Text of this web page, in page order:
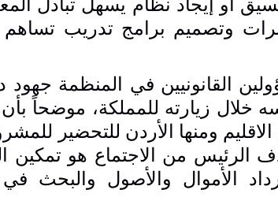
أو إيجاد نظام يسهل تبادل
وتصميم برامج تدريب
القانونيين في المنظمة جهود
خلال زيارته للمملكة، موضحاً بأن
ومنها الأردن للتحضير
الرئيس من الاجتماع هو تمكين
الأموال والأصول والبحث في